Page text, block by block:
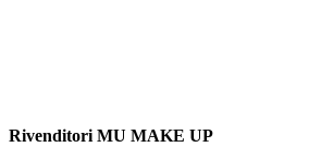
Rivenditori MU MAKE UP